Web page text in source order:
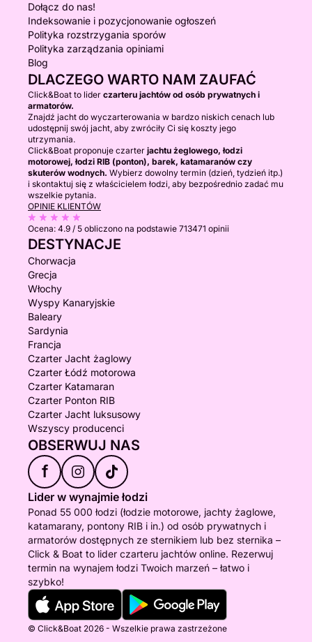
Dołącz do nas!
Indeksowanie i pozycjonowanie ogłoszeń
Polityka rozstrzygania sporów
Polityka zarządzania opiniami
Blog
DLACZEGO WARTO NAM ZAUFAĆ
Click&Boat to lider czarteru jachtów od osób prywatnych i
armatorów.
Znajdź jacht do wyczarterowania w bardzo niskich cenach lub
udostępnij swój jacht, aby zwróciły Ci się koszty jego
utrzymania.
Click&Boat proponuje czarter jachtu żeglowego, łodzi
motorowej, łodzi RIB (ponton), barek, katamaranów czy
skuterów wodnych. Wybierz dowolny termin (dzień, tydzień itp.)
i skontaktuj się z właścicielem łodzi, aby bezpośrednio zadać mu
wszelkie pytania.
OPINIE KLIENTÓW
Ocena: 4.9 / 5 obliczono na podstawie 713471 opinii
DESTYNACJE
Chorwacja
Grecja
Włochy
Wyspy Kanaryjskie
Baleary
Sardynia
Francja
Czarter Jacht żaglowy
Czarter Łódź motorowa
Czarter Katamaran
Czarter Ponton RIB
Czarter Jacht luksusowy
Wszyscy producenci
OBSERWUJ NAS
f
Lider w wynajmie łodzi
Ponad 55 000 łodzi (łodzie motorowe, jachty żaglowe,
katamarany, pontony RIB i in.) od osób prywatnych i
armatorów dostępnych ze sternikiem lub bez sternika –
Click & Boat to lider czarteru jachtów online. Rezerwuj
termin na wynajem łodzi Twoich marzeń – łatwo i
szybko!
© Click&Boat 2026 - Wszelkie prawa zastrzeżone